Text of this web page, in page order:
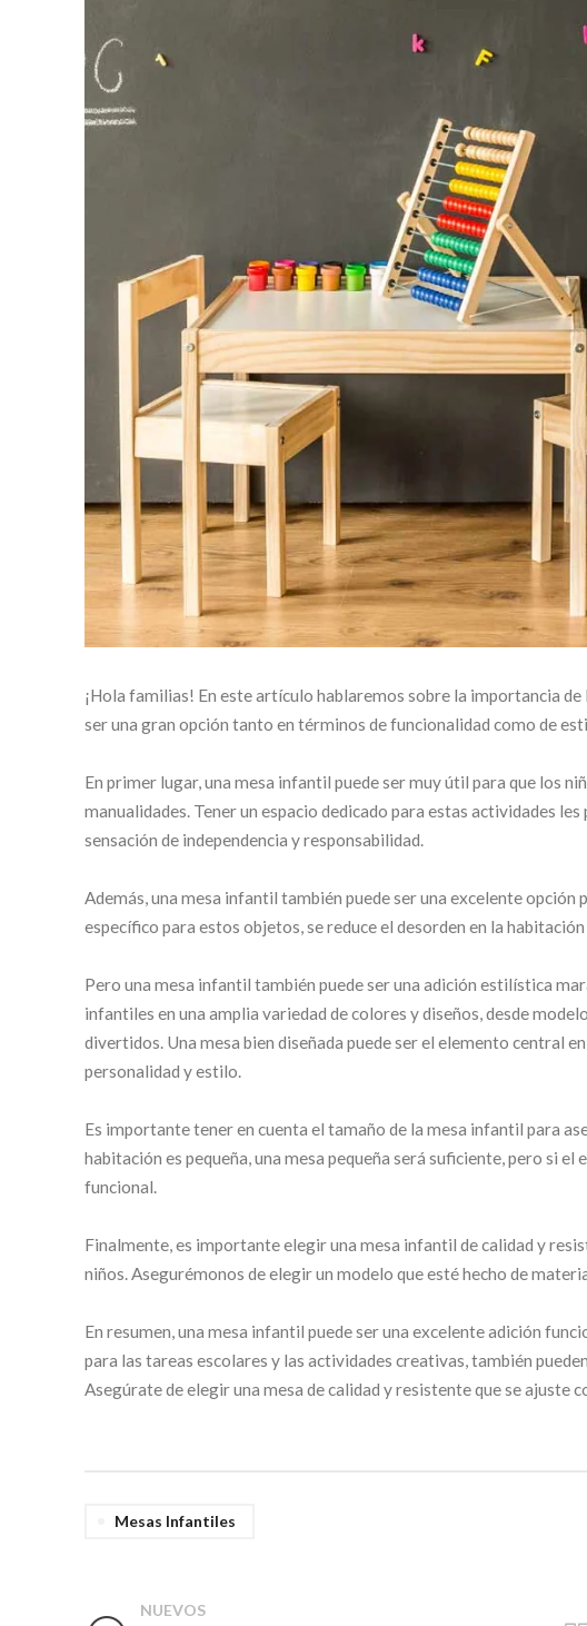
¡Hola familias! En este artículo hablaremos sobre la importancia
ser una gran opción tanto en términos de funcionalidad como de
En primer lugar, una mesa infantil puede ser muy útil para que los
manualidades. Tener un espacio dedicado para estas actividades
sensación de independencia y responsabilidad.
Además, una mesa infantil también puede ser una excelente
específico para estos objetos, se reduce el desorden en la
Pero una mesa infantil también puede ser una adición estilística
infantiles en una amplia variedad de colores y diseños, desde
divertidos. Una mesa bien diseñada puede ser el elemento central
personalidad y estilo.
Es importante tener en cuenta el tamaño de la mesa infantil para
habitación es pequeña, una mesa pequeña será suficiente, pero si
funcional.
Finalmente, es importante elegir una mesa infantil de calidad y
niños. Asegurémonos de elegir un modelo que esté hecho de
En resumen, una mesa infantil puede ser una excelente adición
para las tareas escolares y las actividades creativas, también
Asegúrate de elegir una mesa de calidad y resistente que se ajuste
Mesas Infantiles
NUEVOS